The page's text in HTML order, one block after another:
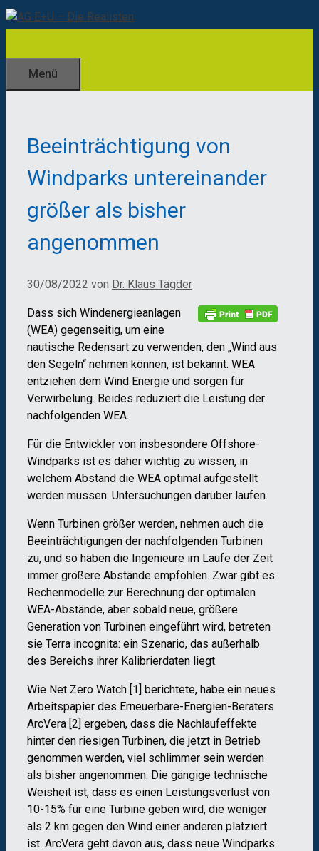
Zum
Inhalt
Menü
Beeinträchtigung von
Windparks untereinander
größer als bisher
angenommen
30/08/2022 von Dr. Klaus Tägder
Dass sich Windenergieanlagen
(WEA) gegenseitig, um eine
nautische Redensart zu verwenden, den „Wind aus
den Segeln“ nehmen können, ist bekannt. WEA
entziehen dem Wind Energie und sorgen für
Verwirbelung. Beides reduziert die Leistung der
nachfolgenden WEA.
Für die Entwickler von insbesondere Offshore-
Windparks ist es daher wichtig zu wissen, in
welchem Abstand die WEA optimal aufgestellt
werden müssen. Untersuchungen darüber laufen.
Wenn Turbinen größer werden, nehmen auch die
Beeinträchtigungen der nachfolgenden Turbinen
zu, und so haben die Ingenieure im Laufe der Zeit
immer größere Abstände empfohlen. Zwar gibt es
Rechenmodelle zur Berechnung der optimalen
WEA-Abstände, aber sobald neue, größere
Generation von Turbinen eingeführt wird, betreten
sie Terra incognita: ein Szenario, das außerhalb
des Bereichs ihrer Kalibrierdaten liegt.
Wie Net Zero Watch [1] berichtete, habe ein neues
Arbeitspapier des Erneuerbare-Energien-Beraters
ArcVera [2] ergeben, dass die Nachlaufeffekte
hinter den riesigen Turbinen, die jetzt in Betrieb
genommen werden, viel schlimmer sein werden
als bisher angenommen. Die gängige technische
Weisheit ist, dass es einen Leistungsverlust von
10-15% für eine Turbine geben wird, die weniger
als 2 km gegen den Wind einer anderen platziert
ist. ArcVera geht davon aus, dass neue Windparks